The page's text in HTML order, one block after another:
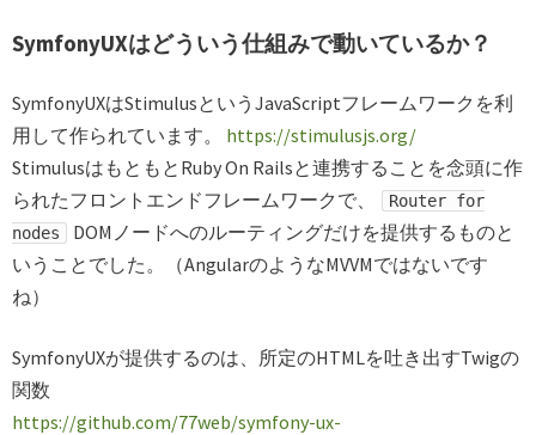
SymfonyUXはどういう仕組みで動いているか？
SymfonyUXはStimulusというJavaScriptフレームワークを利
用して作られています。 https://stimulusjs.org/
StimulusはもともとRuby On Railsと連携することを念頭に作
られたフロントエンドフレームワークで、
Router for
nodes
DOMノードへのルーティングだけを提供するものと
いうことでした。（AngularのようなMVVMではないです
ね）
SymfonyUXが提供するのは、所定のHTMLを吐き出すTwigの
関数
https://github.com/77web/symfony-ux-